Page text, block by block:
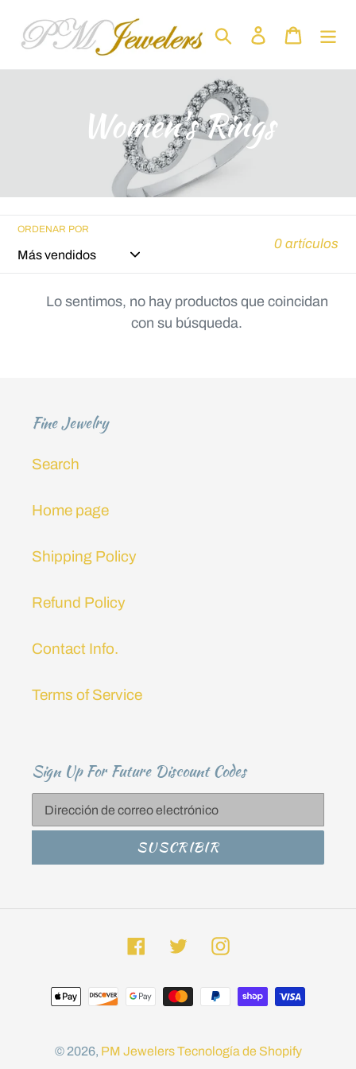
directamente
Buscar IngresarCarrito
C
l
e
c
n
Women's Rings
ORDENAR POR
0 artículos
Lo sentimos, no hay productos que coincidan
con su búsqueda.
Fine Jewelry
Search
Home page
Shipping Policy
Refund Policy
Contact Info.
Terms of Service
Sign Up For Future Discount Codes
SUSCRIBIR
Facebook
TwitterInstagram
Métodos
© 2026, PM JewelersTecnología de Shopify